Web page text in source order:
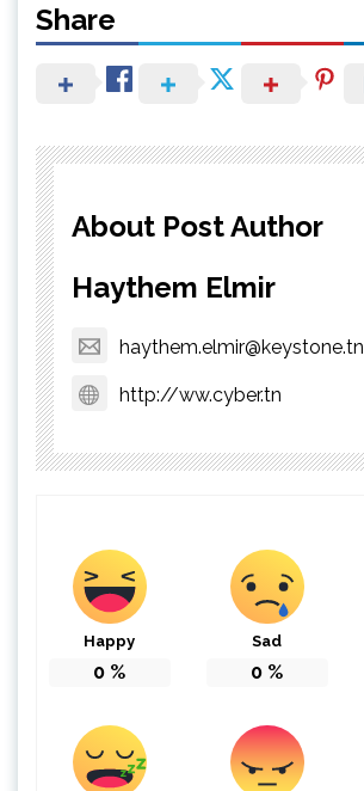
Share
About Post Author
Haythem Elmir
haythem.elmir@keystone.tn
http://ww.cyber.tn
Happy
0 %
Sad
0 %